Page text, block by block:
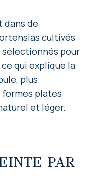
dans de
cultivés
sélectionnés pour
qui explique la
plus
formes plates
et léger.
PAR